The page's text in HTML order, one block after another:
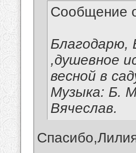
Сообщение
Благодарю,
,душевное
весной в
Музыка: Б.
Вячеслав.